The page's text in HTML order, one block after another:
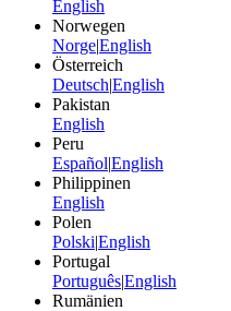
English
Norwegen
Norge|English
Österreich
Deutsch|English
Pakistan
English
Peru
Español|English
Philippinen
English
Polen
Polski|English
Portugal
Português|English
Rumänien